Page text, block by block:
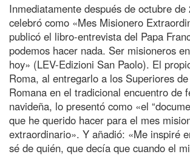
Inmediatamente después de octubre de
celebró como «Mes Misionero
publicó el libro-entrevista del Papa
podemos hacer nada. Ser misioneros
hoy» (LEV-Edizioni San Paolo). El
Roma, al entregarlo a los Superiores
Romana en el tradicional encuentro de
navideña, lo presentó como «el
que he querido hacer para el mes
extraordinario». Y añadió: «Me inspiré
sé de quién, que decía que cuando el